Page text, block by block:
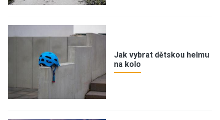
Jak vybrat dětskou helmu
na kolo